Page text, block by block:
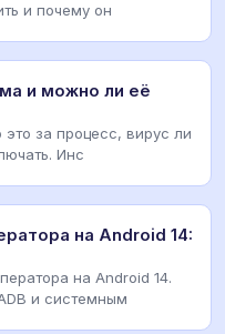
и почему он
и можно ли её
за процесс, вирус ли
Инс
на Android 14:
на Android 14.
и системным